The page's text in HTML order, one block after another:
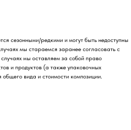
сезонными/редкими и могут быть недоступны
мы стараемся заранее согласовать с
мы оставляем за собой право
и продуктов (а также упаковочных
вида и стоимости композиции.